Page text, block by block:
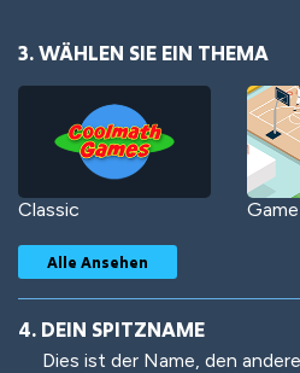
3. WÄHLEN SIE EIN THEMA
Classic
Alle Ansehen
4. DEIN SPITZNAME
Dies ist der Name, den